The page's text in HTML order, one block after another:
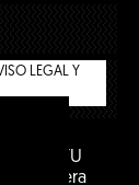
LEGAL Y
AFILIATU
Gaztelera